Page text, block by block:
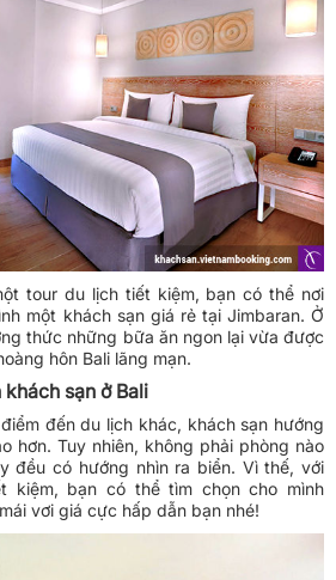
tour du lịch tiết kiệm, bạn có thể nơi
một khách sạn giá rẻtại Jimbaran. Ở
thức những bữa ăn ngon lại vừa được
hôn Bali lãng mạn.
sạn ở Bali
đến du lịch khác, khách sạn hướng
hơn. Tuy nhiên, không phải phòng nào
đều có hướng nhìn ra biển. Vì thế, với
kiệm, bạn có thể tìm chọn cho mình
vơi giá cực hấp dẫn bạn nhé!